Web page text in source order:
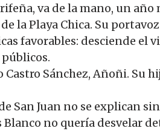
va de la mano, un año
la Playa Chica. Su portavoz
favorables: desciende el
Sánchez, Añoñi. Su
San Juan no se explican
Blanco no quería desvelar